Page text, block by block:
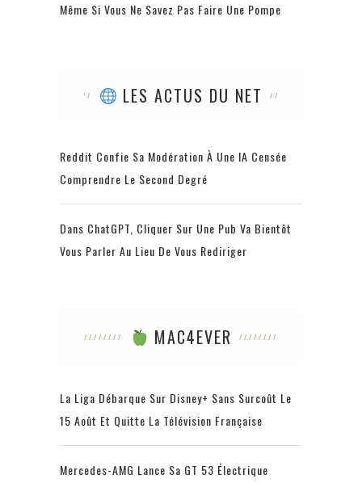
Même Si Vous Ne Savez Pas Faire Une Pompe
LES ACTUS DU NET
Reddit Confie Sa Modération À Une IA Censée
Comprendre Le Second Degré
Dans ChatGPT, Cliquer Sur Une Pub Va Bientôt
Vous Parler Au Lieu De Vous Rediriger
MAC4EVER
La Liga Débarque Sur Disney+ Sans Surcoût Le
15 Août Et Quitte La Télévision Française
Mercedes-AMG Lance Sa GT 53 Électrique